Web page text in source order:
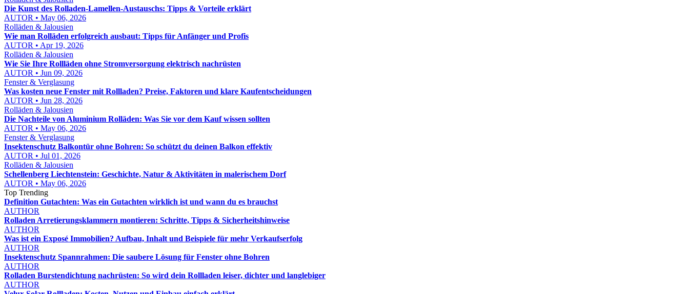
Die Kunst des Rolladen-Lamellen-Austauschs: Tipps & Vorteile erklärt
AUTOR • May 06, 2026
Rolläden & Jalousien
Wie man Rolläden erfolgreich ausbaut: Tipps für Anfänger und Profis
AUTOR • Apr 19, 2026
Rolläden & Jalousien
Wie Sie Ihre Rollläden ohne Stromversorgung elektrisch nachrüsten
AUTOR • Jun 09, 2026
Fenster & Verglasung
Was kosten neue Fenster mit Rollladen? Preise, Faktoren und klare Kaufentscheidungen
AUTOR • Jun 28, 2026
Rolläden & Jalousien
Die Nachteile von Aluminium Rolläden: Was Sie vor dem Kauf wissen sollten
AUTOR • May 06, 2026
Fenster & Verglasung
Insektenschutz Balkontür ohne Bohren: So schützt du deinen Balkon effektiv
AUTOR • Jul 01, 2026
Rolläden & Jalousien
Schellenberg Liechtenstein: Geschichte, Natur & Aktivitäten in malerischem Dorf
AUTOR • May 06, 2026
Top Trending
Definition Gutachten: Was ein Gutachten wirklich ist und wann du es brauchst
AUTHOR
Rolladen Arretierungsklammern montieren: Schritte, Tipps & Sicherheitshinweise
AUTHOR
Was ist ein Exposé Immobilien? Aufbau, Inhalt und Beispiele für mehr Verkaufserfolg
AUTHOR
Insektenschutz Spannrahmen: Die saubere Lösung für Fenster ohne Bohren
AUTHOR
Rolladen Burstendichtung nachrüsten: So wird dein Rollladen leiser, dichter und langlebiger
AUTHOR